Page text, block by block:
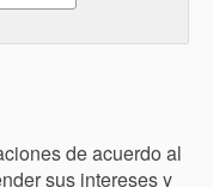
de acuerdo al
sus intereses y